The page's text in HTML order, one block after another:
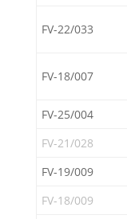
FV-22/033
FV-18/007
FV-25/004
FV-21/028
FV-19/009
FV-18/009